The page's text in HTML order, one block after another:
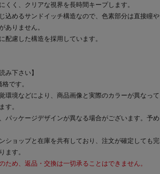
くく、クリアな視界を長時間キープします。
込めるサンドイッチ構造なので、色素部分は直接瞳や
ありません。
配慮した構造を採用しています。
み下さい】
です。
環境などにより、商品画像と実際のカラーが異なって
す。
パッケージデザインが異なる場合がございます。予め
ショップと在庫を共有しており、注文が確定しても完
ます。
ため、返品・交換は一切承ることはできません。